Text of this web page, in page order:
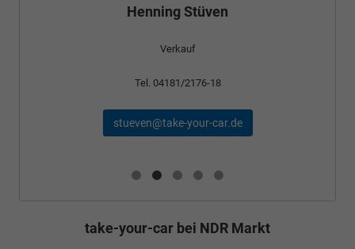
Henning Stüven
Verkauf
Tel. 04181/2176-18
stueven@take-your-car.de
take-your-car bei NDR Markt